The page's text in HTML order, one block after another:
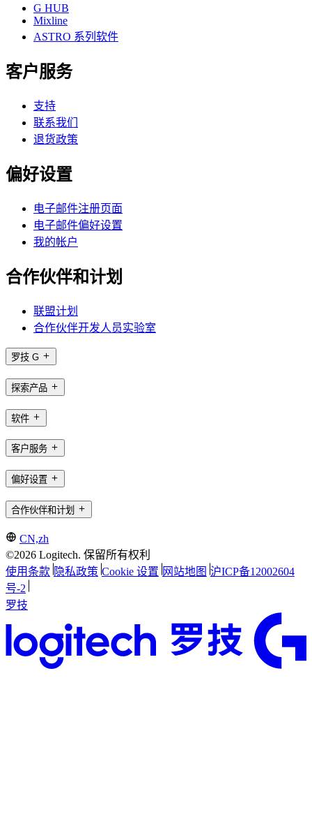
G HUB
Mixline
ASTRO 系列软件
客户服务
支持
联系我们
退货政策
偏好设置
电子邮件注册页面
电子邮件偏好设置
我的帐户
合作伙伴和计划
联盟计划
合作伙伴开发人员实验室
罗技 G
探索产品
软件
客户服务
偏好设置
合作伙伴和计划
CN,zh
©2026 Logitech. 保留所有权利
使用条款 隐私政策 Cookie 设置 网站地图 沪ICP备12002604
号-2
罗技